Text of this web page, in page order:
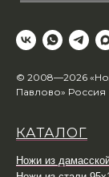
© 2008—2026
Павлово» Россия
КАТАЛОГ
Ножи из